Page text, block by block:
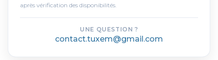
après vérification des disponibilités.
UNE QUESTION ?
contact.tuxem@gmail.com